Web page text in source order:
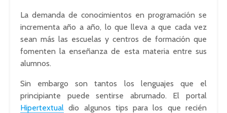
La demanda de conocimientos en programación se
incrementa año a año, lo que lleva a que cada vez
sean más las escuelas y centros de formación que
fomenten la enseñanza de esta materia entre sus
alumnos.
Sin embargo son tantos los lenguajes que el
principiante puede sentirse abrumado. El portal
Hipertextual dio algunos tips para los que recién